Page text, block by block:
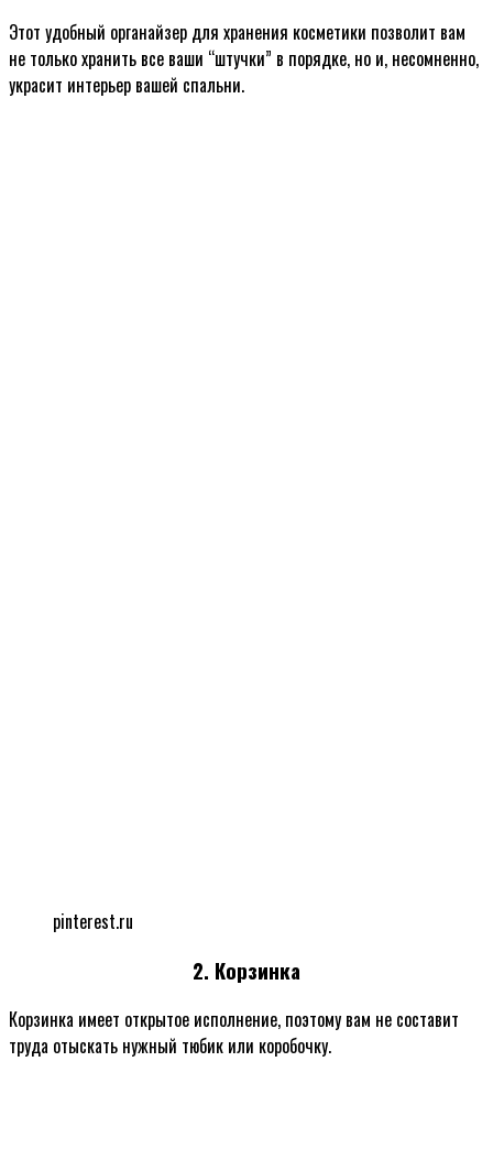
Этот удобный органайзер для хранения косметики позволит вам
не только хранить все ваши “штучки” в порядке, но и, несомненно,
украсит интерьер вашей спальни.
pinterest.ru
2. Корзинка
Корзинка имеет открытое исполнение, поэтому вам не составит
труда отыскать нужный тюбик или коробочку.